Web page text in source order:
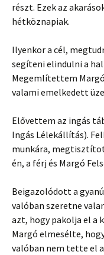
részt. Ezek az
hétköznapiak.
Ilyenkor a cél,
segíteni elindulni a
Megemlítettem
valami emelkedett
Elővettem az ingás
Ingás Lélekállítás).
munkára,
én, a férj és Margó
Beigazolódott a
valóban szeretne
azt, hogy pakolja el a
Margó elmesélte,
valóban nem tette el